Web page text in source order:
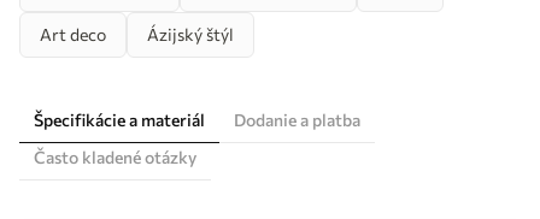
Art deco Ázijský štýl
Špecifikácie a materiál
Dodanie a platba
Často kladené otázky